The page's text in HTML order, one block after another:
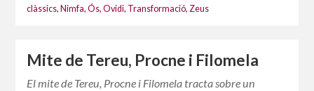
clàssics, Nimfa,Ós,Ovidi, Transformació,Zeus
Mite de Tereu, Procne i Filomela
El mite de Tereu, Procne i Filomela tracta sobre un